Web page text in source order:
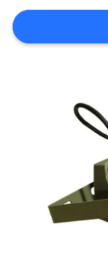
উদ্ধৃতির
জন্য
POLICY